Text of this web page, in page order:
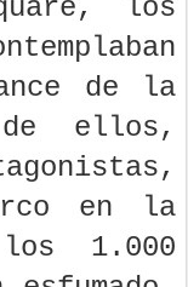
los
de la
ellos,
en la
1.000